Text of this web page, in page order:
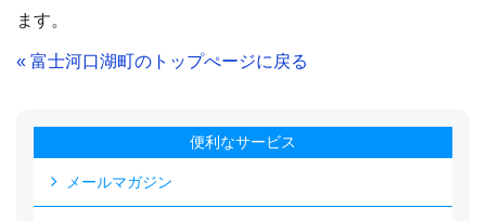
ます。
« 富士河口湖町のトップぺージに戻る
便利なサービス
メールマガジン